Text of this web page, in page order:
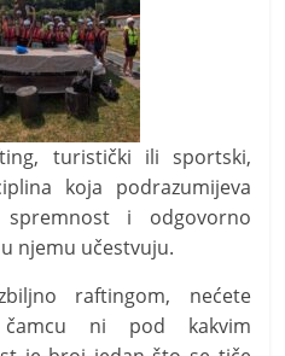
turistički ili sportski,
koja podrazumijeva
i odgovorno
njemu učestvuju.
raftingom, nećete
ni pod kakvim